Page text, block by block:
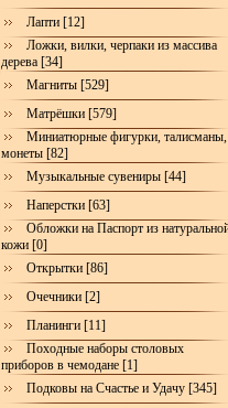
Лапти [12]
Ложки, вилки, черпаки из массива
дерева [34]
Магниты [529]
Матрёшки [579]
Миниатюрные фигурки, талисманы,
монеты [82]
Музыкальные сувениры [44]
Наперстки [63]
Обложки на Паспорт из
кожи [0]
Открытки [86]
Очечники [2]
Планинги [11]
Походные наборы столовых
приборов в чемодане [1]
Подковы на Счастье и Удачу [345]